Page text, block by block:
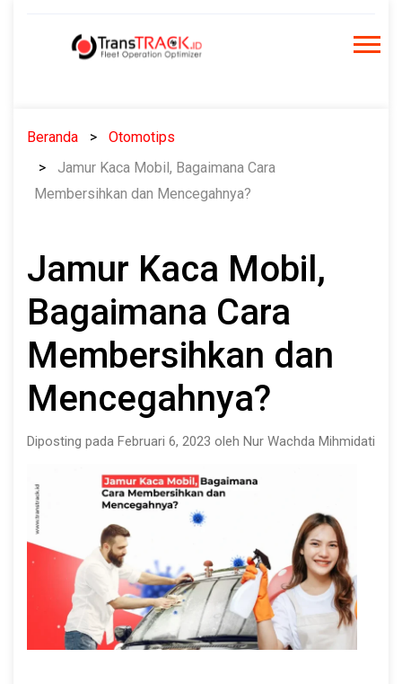
Beranda
Otomotips
Jamur Kaca Mobil, Bagaimana Cara
Membersihkan dan Mencegahnya?
Jamur Kaca Mobil,
Bagaimana Cara
Membersihkan dan
Mencegahnya?
Diposting pada Februari 6, 2023 oleh Nur Wachda Mihmidati